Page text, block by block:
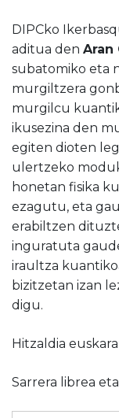
DIPCko
aditua den Aran
subatomiko eta
murgiltzera
murgilcu
ikusezina den
egiten dioten
ulertzeko
honetan fisika
ezagutu, eta
erabiltzen
inguratuta
iraultza
bizitzetan izan
digu.
Hitzaldia
Sarrera librea